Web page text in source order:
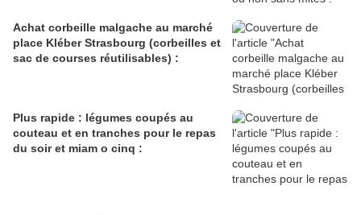
Achat corbeille malgache au marché
place Kléber Strasbourg (corbeilles et
sac de courses réutilisables) :
Plus rapide : légumes coupés au
couteau et en tranches pour le repas
du soir et miam o cinq :